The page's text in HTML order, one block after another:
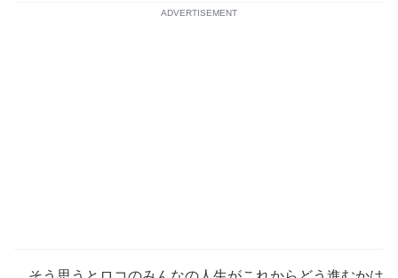
ADVERTISEMENT